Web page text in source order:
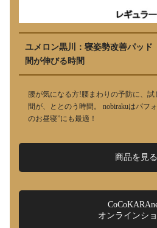
ユメロン黒川：寝姿勢改善パッ
間が伸びる時間
腰が気になる方!腰まわりの予防に、
間が、ととのう時間。 nobirakuはパフ
のお昼寝”にも最適！
商品を見る
オンラインシ